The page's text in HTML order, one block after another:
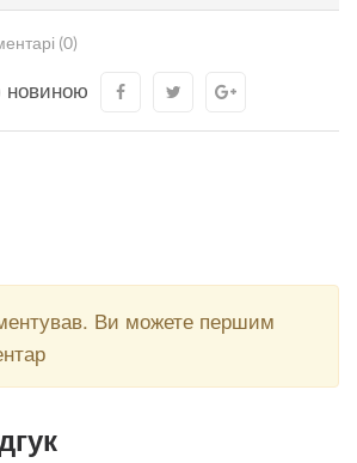
(0)
новиною
Ви можете першим